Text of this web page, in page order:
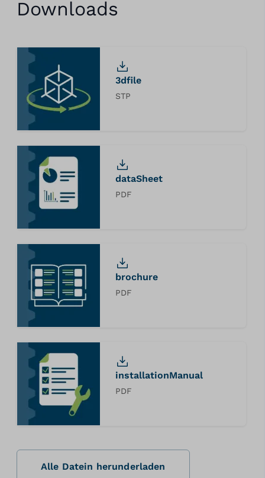
Downloads
3dfile
STP
dataSheet
PDF
brochure
PDF
installationManual
PDF
Alle Datein herunderladen